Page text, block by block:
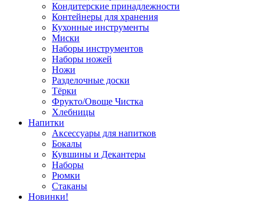
Кондитерские принадлежности
Контейнеры для хранения
Кухонные инструменты
Миски
Наборы инструментов
Наборы ножей
Ножи
Разделочные доски
Тёрки
Фрукто/Овоще Чистка
Хлебницы
Напитки
Аксессуары для напитков
Бокалы
Кувшины и Декантеры
Наборы
Рюмки
Стаканы
Новинки!